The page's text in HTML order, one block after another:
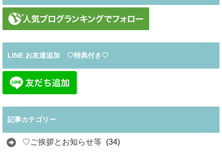
LINE お友達追加 ♡特典付き♡
記事カテゴリー
♡ご挨拶とお知らせ等 (34)